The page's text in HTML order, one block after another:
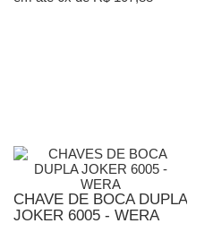
CHAVE DE BOCA DUPLA
JOKER 6005 - WERA